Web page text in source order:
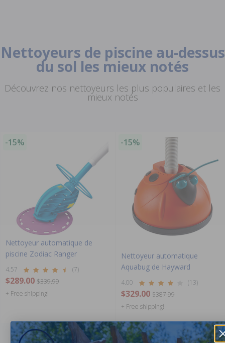
Nettoyeurs de piscine au-dessus
du sol les mieux notés
Découvrez nos nettoyeurs les plus populaires et les
mieux notés
-15%
Nettoyeur automatique de
piscine Zodiac Ranger
4.57 (7)
$289.00 $339.99
+ Free shipping!
-15%
Nettoyeur automatique
Aquabug de Hayward
4.00 (13)
$329.00 $387.99
+ Free shipping!